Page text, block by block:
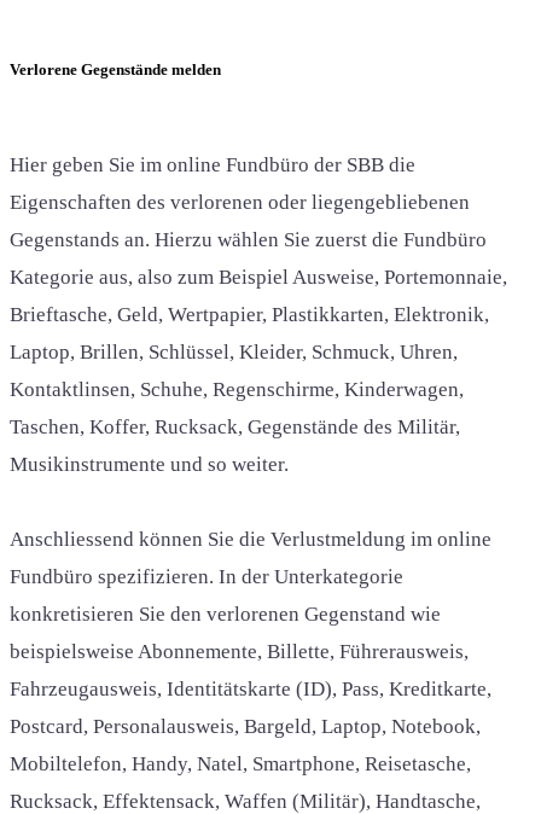
Verlorene Gegenstände melden
Hier geben Sie im online Fundbüro der SBB die
Eigenschaften des verlorenen oder liegengebliebenen
Gegenstands an. Hierzu wählen Sie zuerst die Fundbüro
Kategorie aus, also zum Beispiel Ausweise, Portemonnaie,
Brieftasche, Geld, Wertpapier, Plastikkarten, Elektronik,
Laptop, Brillen, Schlüssel, Kleider, Schmuck, Uhren,
Kontaktlinsen, Schuhe, Regenschirme, Kinderwagen,
Taschen, Koffer, Rucksack, Gegenstände des Militär,
Musikinstrumente und so weiter.
Anschliessend können Sie die Verlustmeldung im online
Fundbüro spezifizieren. In der Unterkategorie
konkretisieren Sie den verlorenen Gegenstand wie
beispielsweise Abonnemente, Billette, Führerausweis,
Fahrzeugausweis, Identitätskarte (ID), Pass, Kreditkarte,
Postcard, Personalausweis, Bargeld, Laptop, Notebook,
Mobiltelefon, Handy, Natel, Smartphone, Reisetasche,
Rucksack, Effektensack, Waffen (Militär), Handtasche,